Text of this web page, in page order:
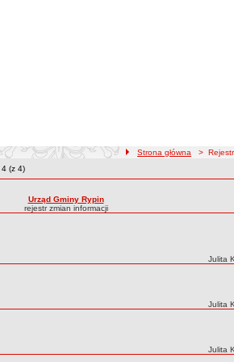
ścieżka nawigacji
Strona główna > Rejestr
o pozycjach
4 (z 4)
Urząd Gminy Rypin
rejestr zmian informacji
Autor:
Julita
Autor:
Julita
Autor:
Julita